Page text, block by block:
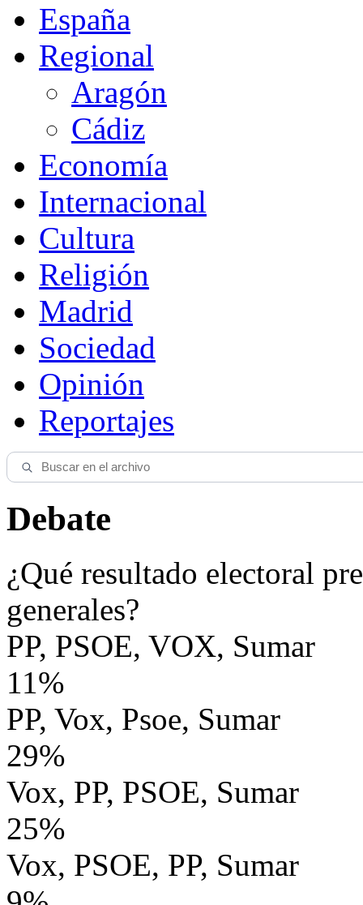
España
Regional
Aragón
Cádiz
Economía
Internacional
Cultura
Religión
Madrid
Sociedad
Opinión
Reportajes
Debate
¿Qué resultado electoral
generales?
PP, PSOE, VOX, Sumar
11%
PP, Vox, Psoe, Sumar
29%
Vox, PP, PSOE, Sumar
25%
Vox, PSOE, PP, Sumar